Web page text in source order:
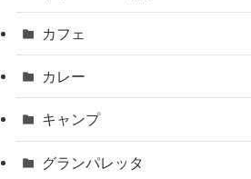
カフェ
カレー
キャンプ
グランパレッタ